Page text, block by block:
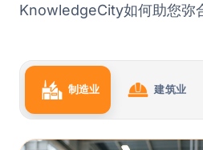
KnowledgeCity如何助您弥
制造业 建筑业